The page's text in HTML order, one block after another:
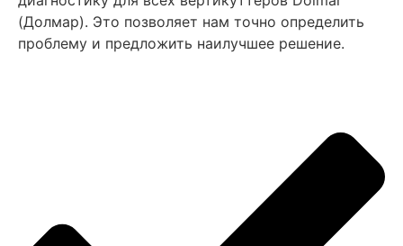
(Долмар). Это позволяет нам точно определить
проблему и предложить наилучшее решение.